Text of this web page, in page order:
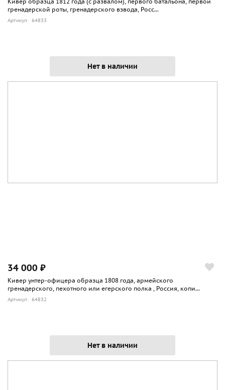
гренадерской роты, гренадерского взвода, Росс...
Артикул: 64833
Нет в наличии
34 000 ₽
Кивер унтер-офицера образца 1808 года, армейского
гренадерского, пехотного или егерского полка , Россия, копи...
Артикул: 64832
Нет в наличии